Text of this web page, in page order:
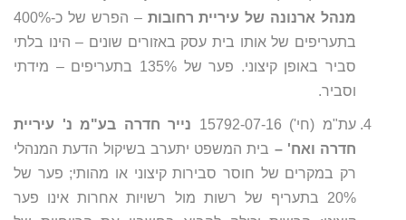
מנהל ארנונה של עיריית רחובות
– הפרש של כ-400%
בתעריפים של אותו בית עסק באזורים שונים – הינו בלתי
סביר באופן קיצוני. פער של 135% בתעריפים – מידתי
וסביר.
עת"מ (חי') 15792-07-16
נייר חדרה בע"מ נ' עיריית
חדרה ואח' – בית המשפט יתערב בשיקול הדעת המנהלי
רק במקרים של חוסר סבירות קיצוני או מהותי; פער של
20% בתעריף של רשות מול רשויות אחרות אינו פער